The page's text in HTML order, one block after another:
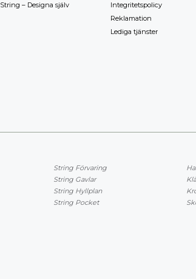
String – Designa själv
Integritetspolicy
Reklamation
Lediga tjänster
String Förvaring
String Gavlar
String Hyllplan
String Pocket